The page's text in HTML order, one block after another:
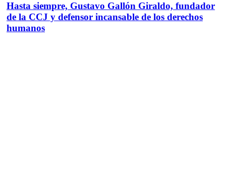
Hasta siempre, Gustavo Gallón Giraldo, fundador
de la CCJ y defensor incansable de los derechos
humanos